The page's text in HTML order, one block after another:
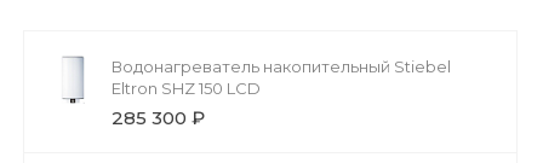
Водонагреватель накопительный Stiebel
Eltron SHZ 150 LCD
285 300 ₽